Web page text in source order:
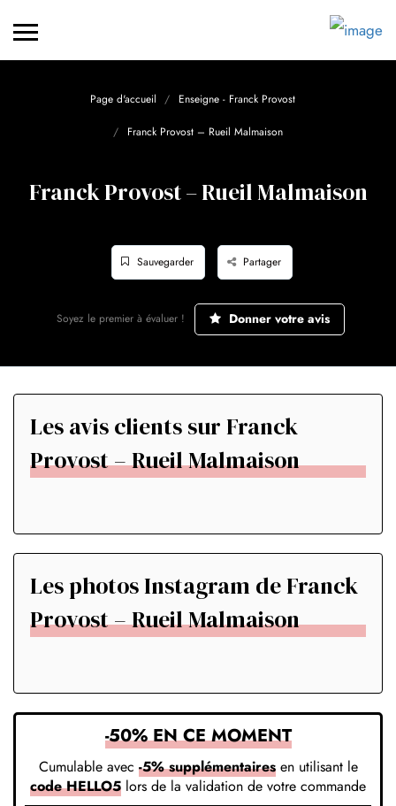
Page d'accueil Enseigne - Franck Provost
Franck Provost – Rueil Malmaison
Franck Provost – Rueil Malmaison
Sauvegarder Partager
Soyez le premier à évaluer ! Donner votre avis
Les avis clients sur Franck
Provost – Rueil Malmaison
Les photos Instagram de Franck
Provost – Rueil Malmaison
-50% EN CE MOMENT
Cumulable avec -5% supplémentairesen utilisant le
code HELLO5 lors de la validation de votre commande